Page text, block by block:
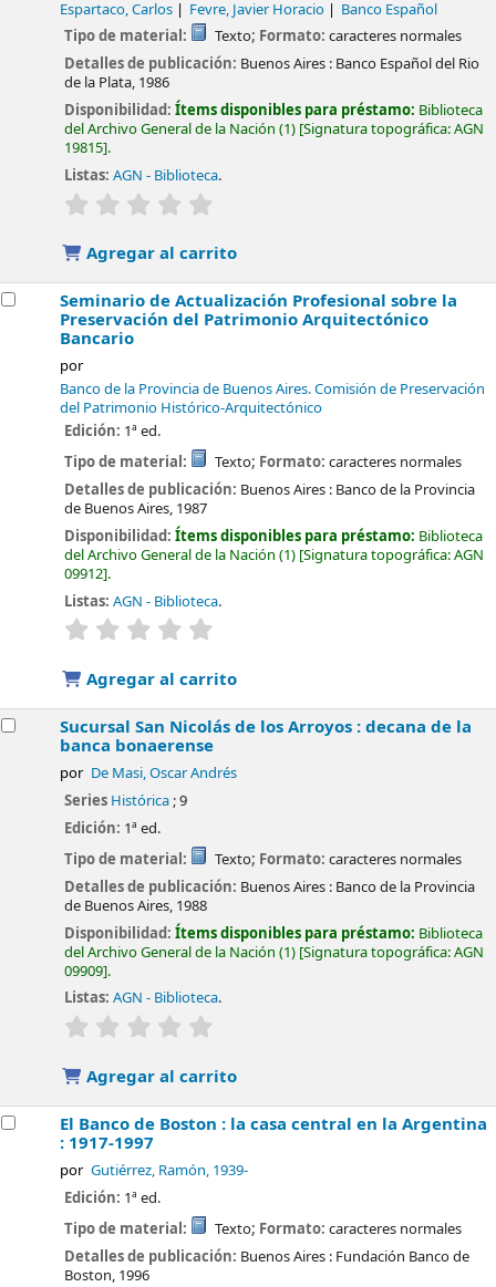
Espartaco, Carlos Fevre, Javier Horacio Banco Español
Tipo de material: Texto; Formato: caracteres normales
Detalles de publicación: Buenos Aires : Banco Español del Rio
de la Plata, 1986
Disponibilidad:Ítems disponibles para préstamo: Biblioteca
del Archivo General de la Nación (1) Signatura topográfica:AGN
19815 .
Listas: AGN - Biblioteca.
valoración
Agregar al carrito
Seminario de Actualización Profesional sobre la
Preservación del Patrimonio Arquitectónico
Bancario
por
Banco de la Provincia de Buenos Aires. Comisión de Preservación
del Patrimonio Histórico-Arquitectónico
Edición: 1ª ed.
Tipo de material:
Texto; Formato: caracteres normales
Detalles de publicación: Buenos Aires : Banco de la Provincia
de Buenos Aires, 1987
Disponibilidad:Ítems disponibles para préstamo: Biblioteca
del Archivo General de la Nación (1) Signatura topográfica:AGN
09912 .
Listas: AGN - Biblioteca.
valoración
Agregar al carrito
Sucursal San Nicolás de los Arroyos : decana de la
banca bonaerense
por De Masi, Oscar Andrés
Series Histórica; 9
Edición: 1ª ed.
Tipo de material:
Texto; Formato: caracteres normales
Detalles de publicación: Buenos Aires : Banco de la Provincia
de Buenos Aires, 1988
Disponibilidad:Ítems disponibles para préstamo: Biblioteca
del Archivo General de la Nación (1) Signatura topográfica:AGN
09909 .
Listas: AGN - Biblioteca.
valoración
Agregar al carrito
El Banco de Boston : la casa central en la Argentina
: 1917-1997
por Gutiérrez, Ramón, 1939-
Edición: 1ª ed.
Tipo de material:
Texto; Formato: caracteres normales
Detalles de publicación: Buenos Aires : Fundación Banco de
Boston, 1996